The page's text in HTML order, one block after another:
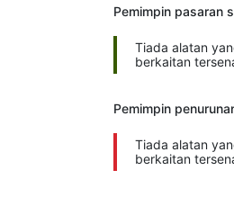
Pemimpin pasaran
Tiada alatan
berkaitan
Pemimpin
Tiada alatan
berkaitan